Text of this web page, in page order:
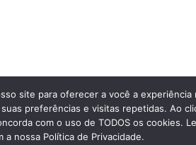
site para oferecer a você a experiência
preferências e visitas repetidas. Ao
com o uso de TODOS os cookies.
a nossa Política de Privacidade.